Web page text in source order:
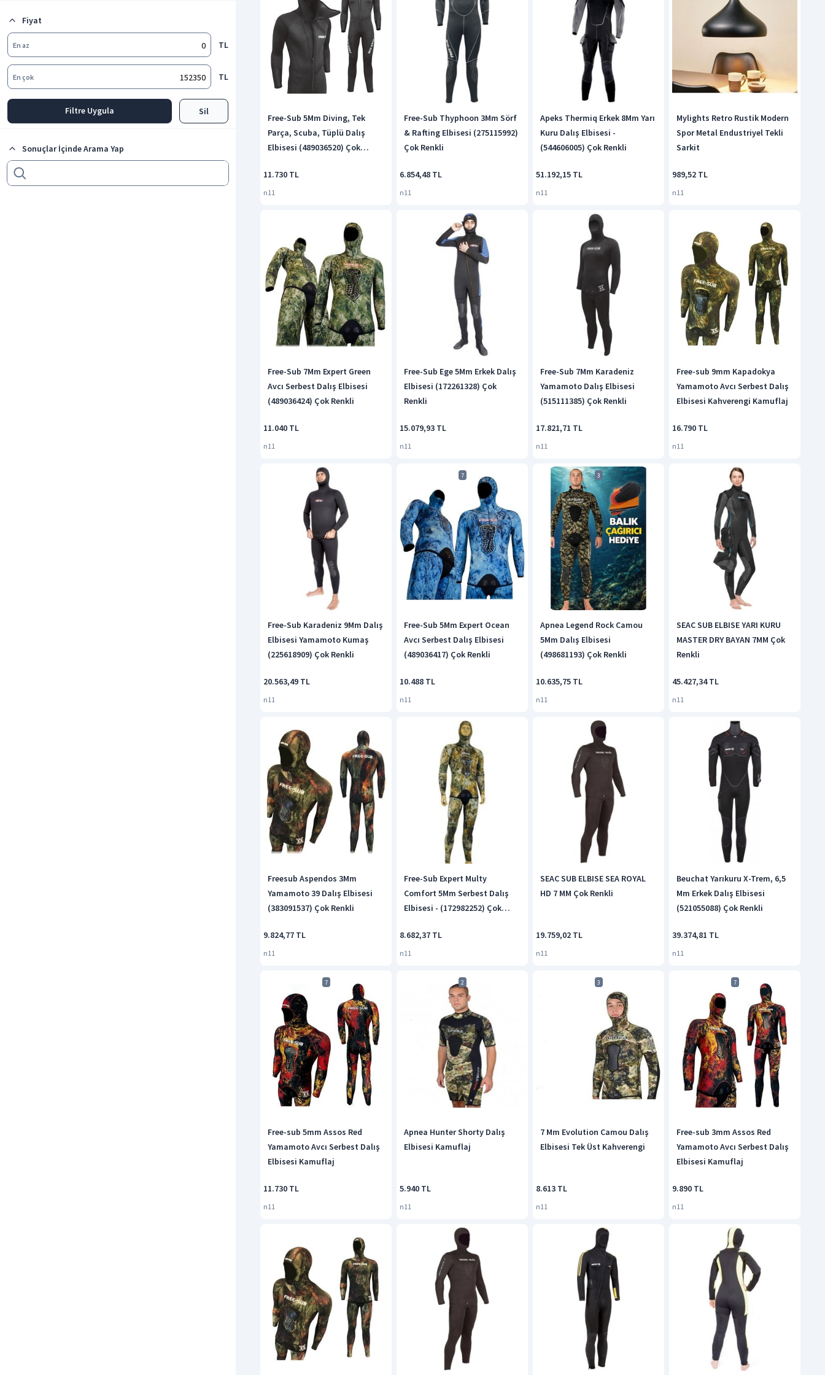
Fiyat
En az TL
En çok TL
Filtre Uygula Sil
Sonuçlar İçinde Arama Yap
Free-Sub 5Mm Diving, Tek
Parça, Scuba, Tüplü Dalış
Elbisesi (489036520) Çok
11.730 TL
n11
Free-Sub Thyphoon 3Mm Sörf
& Rafting Elbisesi (275115992)
Çok Renkli
6.854,48 TL
n11
Apeks Thermiq Erkek 8Mm Yarı
Kuru Dalış Elbisesi -
(544606005) Çok Renkli
51.192,15 TL
n11
Mylights Retro Rustik Modern
Spor Metal Endustriyel Tekli
Sarkit
989,52 TL
n11
Free-Sub 7Mm Expert Green
Avcı Serbest Dalış Elbisesi
(489036424) Çok Renkli
11.040 TL
n11
Free-Sub Ege 5Mm Erkek Dalış
Elbisesi (172261328) Çok
Renkli
15.079,93 TL
n11
Free-Sub 7Mm Karadeniz
Yamamoto Dalış Elbisesi
(515111385) Çok Renkli
17.821,71 TL
n11
Free-sub 9mm Kapadokya
Yamamoto Avcı Serbest Dalış
Elbisesi Kahverengi Kamuflaj
16.790 TL
n11
Free-Sub Karadeniz 9Mm Dalış
Elbisesi Yamamoto Kumaş
(225618909) Çok Renkli
20.563,49 TL
n11
7
Free-Sub 5Mm Expert Ocean
Avcı Serbest Dalış Elbisesi
(489036417) Çok Renkli
10.488 TL
n11
3
Apnea Legend Rock Camou
5Mm Dalış Elbisesi
(498681193) Çok Renkli
10.635,75 TL
n11
SEAC SUB ELBISE YARI KURU
MASTER DRY BAYAN 7MM Çok
Renkli
45.427,34 TL
n11
Freesub Aspendos 3Mm
Yamamoto 39 Dalış Elbisesi
(383091537) Çok Renkli
9.824,77 TL
n11
Free-Sub Expert Multy
Comfort 5Mm Serbest Dalış
Elbisesi - (172982252) Çok
8.682,37 TL
n11
SEAC SUB ELBISE SEA ROYAL
HD 7 MM Çok Renkli
19.759,02 TL
n11
Beuchat Yarıkuru X-Trem, 6,5
Mm Erkek Dalış Elbisesi
(521055088) Çok Renkli
39.374,81 TL
n11
7
Free-sub 5mm Assos Red
Yamamoto Avcı Serbest Dalış
Elbisesi Kamuflaj
11.730 TL
n11
2
Apnea Hunter Shorty Dalış
Elbisesi Kamuflaj
5.940 TL
n11
3
7 Mm Evolution Camou Dalış
Elbisesi Tek Üst Kahverengi
8.613 TL
n11
7
Free-sub 3mm Assos Red
Yamamoto Avcı Serbest Dalış
Elbisesi Kamuflaj
9.890 TL
n11